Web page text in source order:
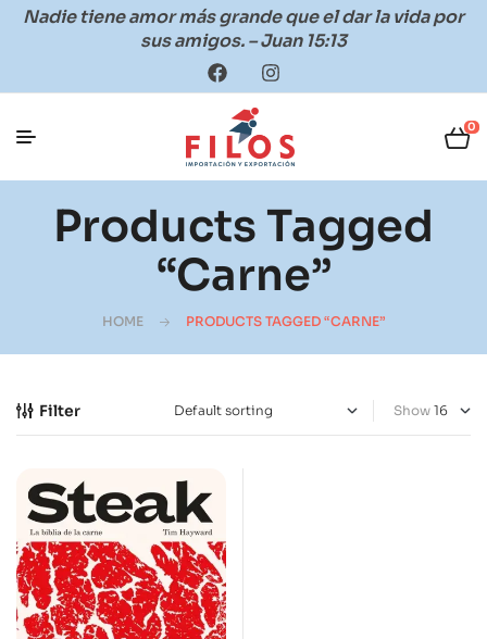
Nadie tiene amor más grande que el dar la vida por
sus amigos. – Juan 15:13
0
Products Tagged
“carne”
HOME PRODUCTS TAGGED “CARNE”
Filter Show